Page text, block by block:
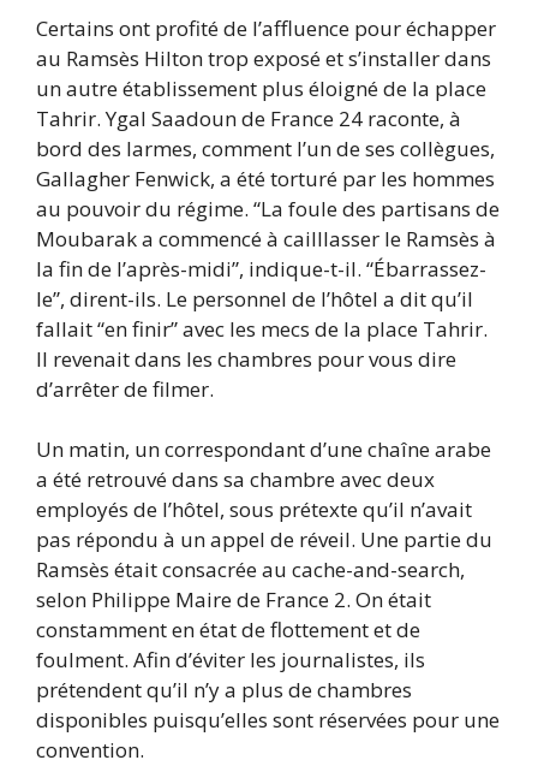
Certains ont profité de l’affluence pour échapper
au Ramsès Hilton trop exposé et s’installer dans
un autre établissement plus éloigné de la place
Tahrir. Ygal Saadoun de France 24 raconte, à
bord des larmes, comment l’un de ses collègues,
Gallagher Fenwick, a été torturé par les hommes
au pouvoir du régime. “La foule des partisans de
Moubarak a commencé à cailllasser le Ramsès à
la fin de l’après-midi”, indique-t-il. “Ébarrassez-
le”, dirent-ils. Le personnel de l’hôtel a dit qu’il
fallait “en finir” avec les mecs de la place Tahrir.
Il revenait dans les chambres pour vous dire
d’arrêter de filmer.
Un matin, un correspondant d’une chaîne arabe
a été retrouvé dans sa chambre avec deux
employés de l’hôtel, sous prétexte qu’il n’avait
pas répondu à un appel de réveil. Une partie du
Ramsès était consacrée au cache-and-search,
selon Philippe Maire de France 2. On était
constamment en état de flottement et de
foulment. Afin d’éviter les journalistes, ils
prétendent qu’il n’y a plus de chambres
disponibles puisqu’elles sont réservées pour une
convention.